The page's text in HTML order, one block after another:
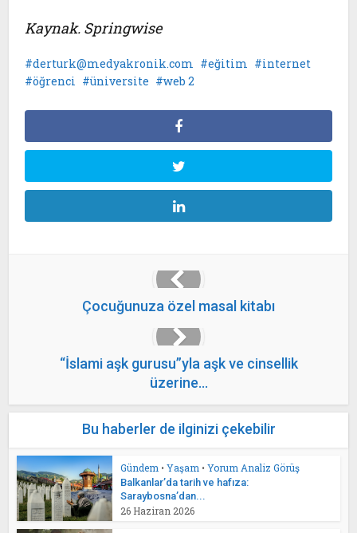
Kaynak. Springwise
derturk@medyakronik.com eğitim
internet
öğrenci
üniversite web 2
Çocuğunuza özel masal kitabı
“İslami aşk gurusu”yla aşk ve cinsellik
üzerine…
Bu haberler de ilginizi çekebilir
Gündem • Yaşam • Yorum Analiz Görüş
Balkanlar’da tarih ve hafıza:
Saraybosna’dan...
26 Haziran 2026